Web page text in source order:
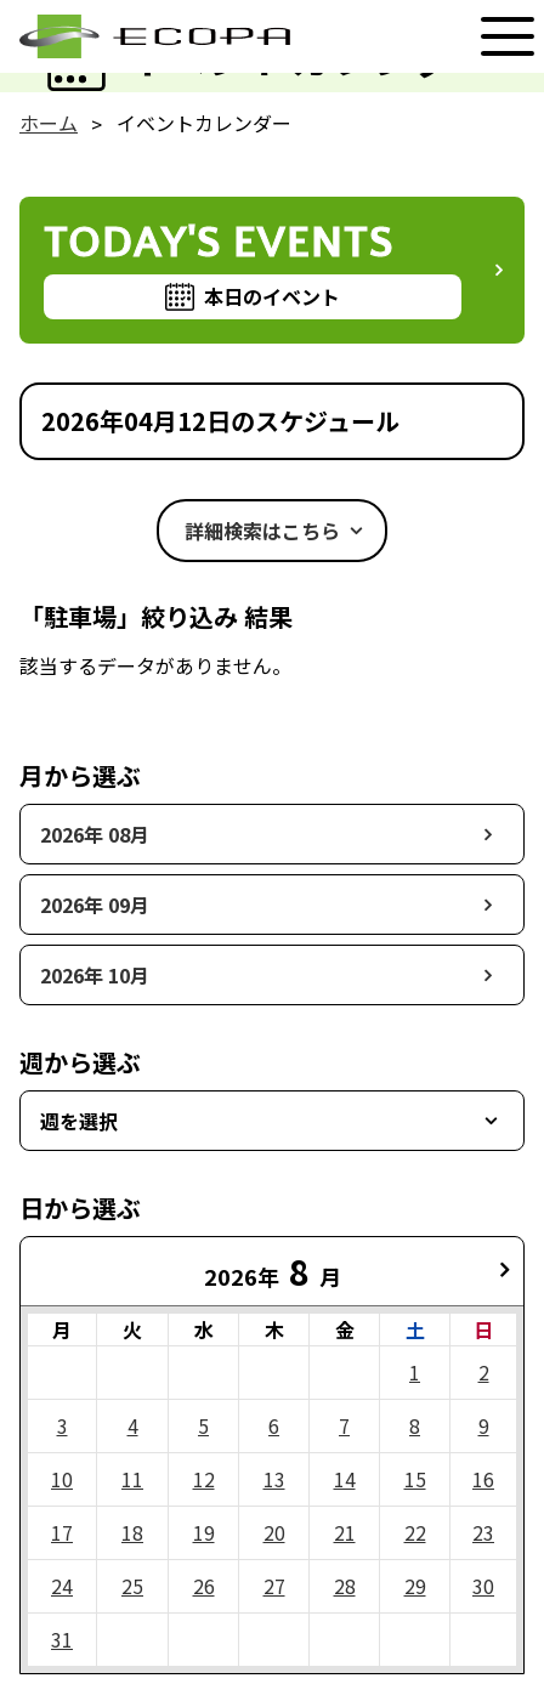
イベントカレンダー
EVENT
ホーム イベントカレンダー
TODAY'S EVENTS
本日のイベント
2026年04月12日のスケジュール
詳細検索はこちら
「駐車場」絞り込み 結果
該当するデータがありません。
月から選ぶ
2026年 08月
2026年 09月
2026年 10月
週から選ぶ
週を選択
日から選ぶ
2026年 8 月
月 火 水 木 金 土
日
1
2
3
4 5 6 7 8
9
10
11 12 13 14 15
16
17
18 19 20 21 22
23
24
25 26 27 28 29
30
31